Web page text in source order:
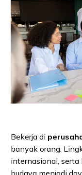
Bekerja di
banyak orang.
internasional, serta
budaya menjadi